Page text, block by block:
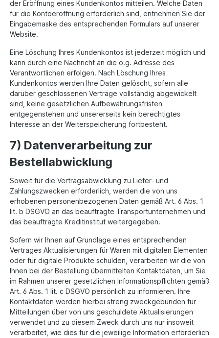
der Eröffnung eines Kundenkontos mitteilen. Welche Daten
für die Kontoeröffnung erforderlich sind, entnehmen Sie der
Eingabemaske des entsprechenden Formulars auf unserer
Website.
Eine Löschung Ihres Kundenkontos ist jederzeit möglich und
kann durch eine Nachricht an die o.g. Adresse des
Verantwortlichen erfolgen. Nach Löschung Ihres
Kundenkontos werden Ihre Daten gelöscht, sofern alle
darüber geschlossenen Verträge vollständig abgewickelt
sind, keine gesetzlichen Aufbewahrungsfristen
entgegenstehen und unsererseits kein berechtigtes
Interesse an der Weiterspeicherung fortbesteht.
7) Datenverarbeitung zur
Bestellabwicklung
Soweit für die Vertragsabwicklung zu Liefer- und
Zahlungszwecken erforderlich, werden die von uns
erhobenen personenbezogenen Daten gemäß Art. 6 Abs. 1
lit. b DSGVO an das beauftragte Transportunternehmen und
das beauftragte Kreditinstitut weitergegeben.
Sofern wir Ihnen auf Grundlage eines entsprechenden
Vertrages Aktualisierungen für Waren mit digitalen Elementen
oder für digitale Produkte schulden, verarbeiten wir die von
Ihnen bei der Bestellung übermittelten Kontaktdaten, um Sie
im Rahmen unserer gesetzlichen Informationspflichten gemäß
Art. 6 Abs. 1 lit. c DSGVO persönlich zu informieren. Ihre
Kontaktdaten werden hierbei streng zweckgebunden für
Mitteilungen über von uns geschuldete Aktualisierungen
verwendet und zu diesem Zweck durch uns nur insoweit
verarbeitet, wie dies für die jeweilige Information erforderlich